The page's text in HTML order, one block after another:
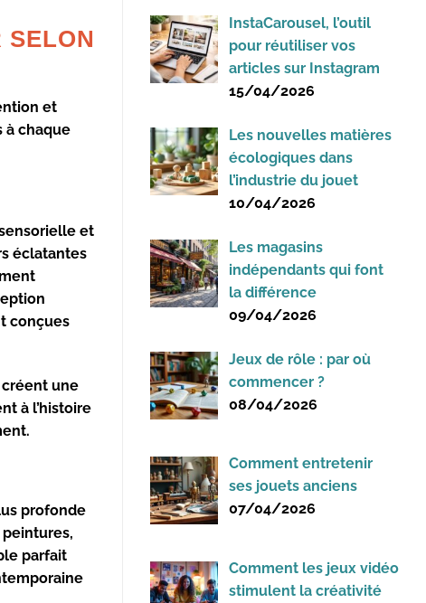
SELON
et
à chaque
et
éclatantes
conçues
une
à l’histoire
profonde
parfait
InstaCarousel, l’outil
pour réutiliser vos
articles sur Instagram
15/04/2026
Les nouvelles matières
écologiques dans
l’industrie du jouet
10/04/2026
Les magasins
indépendants qui font
la différence
09/04/2026
Jeux de rôle : par où
commencer ?
08/04/2026
Comment entretenir
ses jouets anciens
07/04/2026
Comment les jeux vidéo
stimulent la créativité